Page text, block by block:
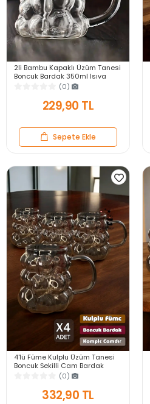
2li Bambu Kapaklı Üzüm Tanesi
Boncuk Bardak 350ml Isıya
Dayanıklı Cam Pipetli Kahve
Sunum Bardağı
(0)
229,90 TL
Sepete Ekle
4'lü Füme Kulplu Üzüm Tanesi
Boncuk Şekilli Cam Bardak
350ml Isıya Dayanıklı Kahve
Sunum Bardağı
(0)
332,90 TL